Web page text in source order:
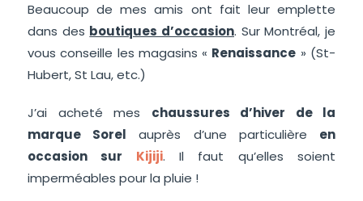
Beaucoup de mes amis ont fait leur emplette
dans des boutiques d’occasion. Sur Montréal, je
vous conseille les magasins « Renaissance » (St-
Hubert, St Lau, etc.)
J’ai acheté mes chaussures d’hiver de la
marque Sorel auprès d’une particulière en
occasion sur Kijiji. Il faut qu’elles soient
imperméables pour la pluie !